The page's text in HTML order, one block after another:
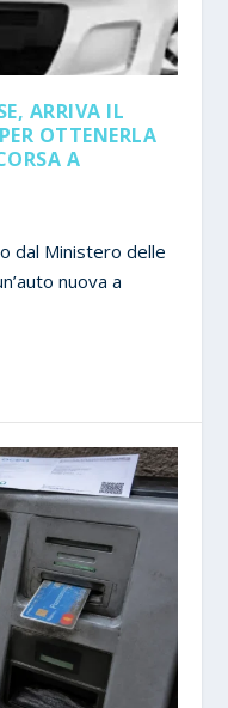
ARRIVA IL
OTTENERLA
A
dal Ministero delle
nuova a